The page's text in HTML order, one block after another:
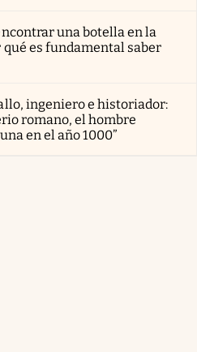
una botella en la
qué es fundamental saber
ingeniero e historiador:
romano, el hombre
en el año 1000”